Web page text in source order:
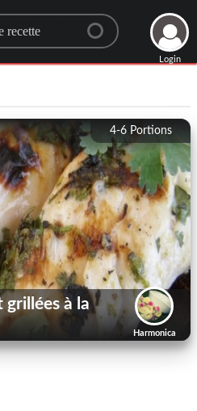
recipe
Login
4-6 Portions
Harmonica
grillées à la